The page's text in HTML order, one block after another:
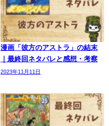
漫画「彼方のアストラ」の結末
｜最終回ネタバレと感想・考察
2023年11月11日